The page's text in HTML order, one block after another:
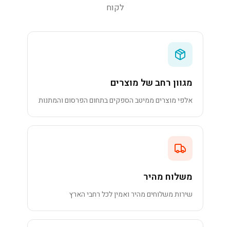
לקוח
מגוון רחב של מוצרים
אלפי מוצרים ממיטב הספקים בתחום הפרסום והמתנות
משלוח מהיר
שירות משלוחים מהיר ואמין לכל רחבי הארץ